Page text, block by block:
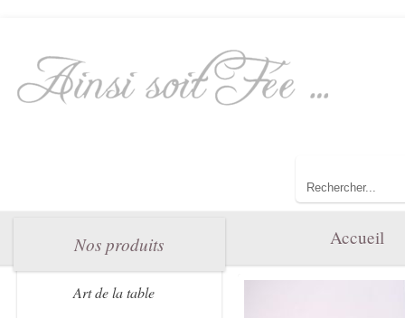
Accueil
Nos produits
Art de la table